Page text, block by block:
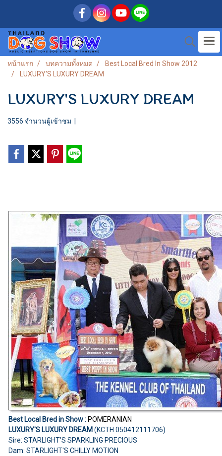
หน้าแรก บทความทั้งหมด
Best Local Bred In Show 2012
LUXURY'S LUXURY DREAM
LUXURY'S LUXURY DREAM
3556 จำนวนผู้เข้าชม
Best Local Bred in Show :POMERANIAN
LUXURY'S LUXURY DREAM(KCTH 050412111706)
Sire: STARLIGHT'S SPARKLING PRECIOUS
Dam: STARLIGHT'S CHILLY MOTION